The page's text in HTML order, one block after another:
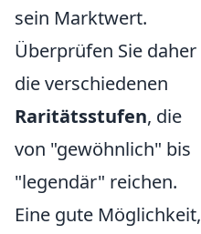
sein Marktwert.
Überprüfen Sie daher
die verschiedenen
Raritätsstufen, die
von "gewöhnlich" bis
"legendär" reichen.
Eine gute Möglichkeit,